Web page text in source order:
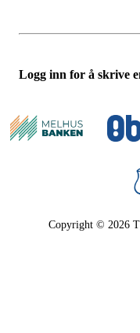
Logg inn for å skrive
Copyright © 2026